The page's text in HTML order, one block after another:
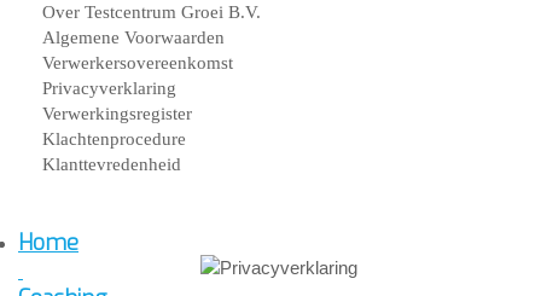
Over Testcentrum Groei B.V.
Algemene Voorwaarden
Verwerkersovereenkomst
Privacyverklaring
Verwerkingsregister
Klachtenprocedure
Klanttevredenheid
Home